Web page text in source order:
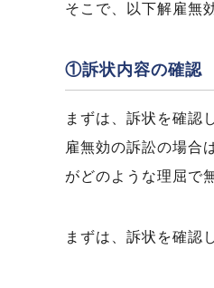
そこで、以下解雇無
①訴状内容の確認
まずは、訴状を確認
雇無効の訴訟の場合
がどのような理屈で
まずは、訴状を確認